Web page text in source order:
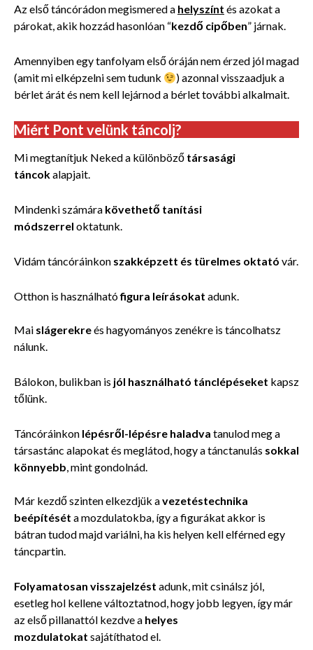
Az első táncórádon megismered a helyszínt és azokat a
párokat, akik hozzád hasonlóan “kezdő cipőben” járnak.
Amennyiben egy tanfolyam első óráján nem érzed jól magad
(amit mi elképzelni sem tudunk
) azonnal visszaadjuk a
bérlet árát és nem kell lejárnod a bérlet további alkalmait.
Miért Pont velünk táncolj?
Mi megtanítjuk Neked a különböző társasági
táncokalapjait.
Mindenki számára követhető tanítási
módszerrel oktatunk.
Vidám táncóráinkon szakképzett és türelmes oktató vár.
Otthon is használhatófigura leírásokat adunk.
Mai slágerekreés hagyományos zenékre is táncolhatsz
nálunk.
Bálokon, bulikban is jól használható tánclépéseket kapsz
tőlünk.
Táncóráinkon lépésről-lépésre haladva tanulod meg a
társastánc alapokat és meglátod, hogy a tánctanulás sokkal
könnyebb, mint gondolnád.
Már kezdő szinten elkezdjük avezetéstechnika
beépítését a mozdulatokba, így a figurákat akkor is
bátran tudod majd variálni, ha kis helyen kell elférned egy
táncpartin.
Folyamatosan visszajelzést adunk, mit csinálsz jól,
esetleg hol kellene változtatnod, hogy jobb legyen, így már
az első pillanattól kezdve a helyes
mozdulatokat sajátíthatod el.